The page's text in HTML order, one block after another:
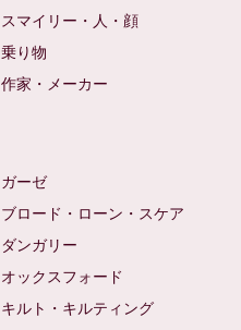
スマイリー・人・顔
乗り物
作家・メーカー
ガーゼ
ブロード・ローン・スケア
ダンガリー
オックスフォード
キルト・キルティング